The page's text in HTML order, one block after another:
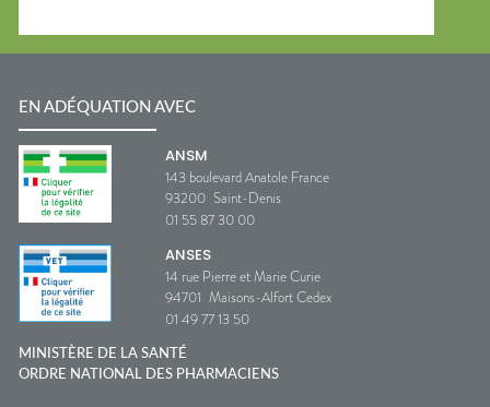
EN ADÉQUATION AVEC
ANSM
143 boulevard Anatole France
93200 Saint-Denis
01 55 87 30 00
ANSES
14 rue Pierre et Marie Curie
94701 Maisons-Alfort Cedex
01 49 77 13 50
MINISTÈRE DE LA SANTÉ
ORDRE NATIONAL DES PHARMACIENS